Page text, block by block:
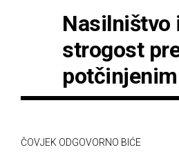
Nasilništvo
strogost
potčinjenim
ČOVJEK ODGOVORNO BIĆE